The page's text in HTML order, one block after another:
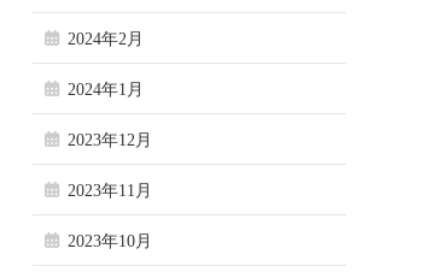
2024年2月
2024年1月
2023年12月
2023年11月
2023年10月